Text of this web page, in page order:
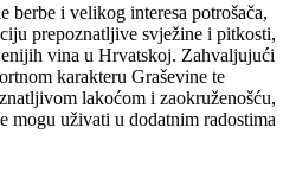
berbe i velikog interesa potrošača,
prepoznatljive svježine i pitkosti,
vina u Hrvatskoj. Zahvaljujući
karakteru Graševine te
lakoćom i zaokruženošću,
mogu uživati u dodatnim radostima